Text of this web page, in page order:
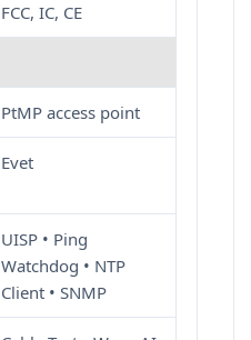
FCC, IC, CE
PtMP access point
Evet
UISP • Ping
Watchdog • NTP
Client • SNMP